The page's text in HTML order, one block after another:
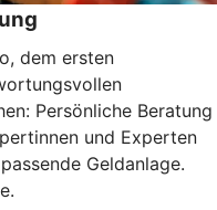
dem ersten
Persönliche Beratung
und Experten
Geldanlage.